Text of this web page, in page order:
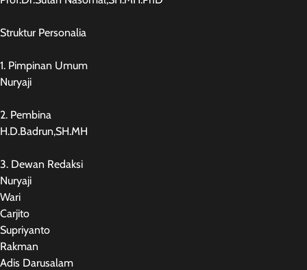
Struktur Personalia
1. Pimpinan Umum
Nuryaji
2. Pembina
H.D.Badrun,SH.MH
3. Dewan Redaksi
Nuryaji
Wari
Carjito
Supriyanto
Rakman
Adis Darusalam